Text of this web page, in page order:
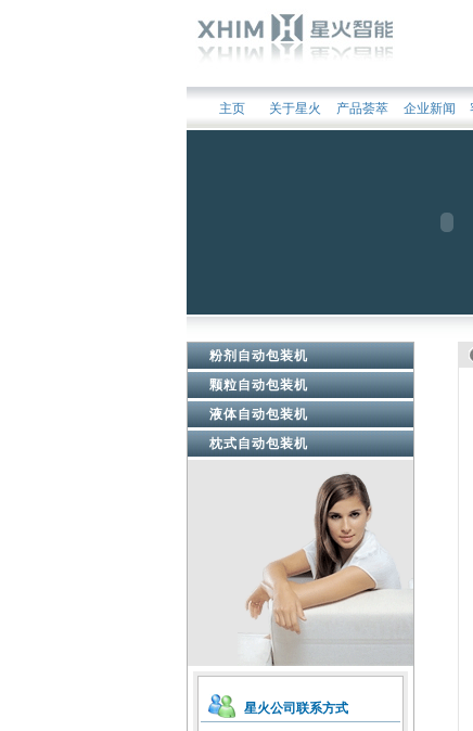
主页 关于星火 产品荟萃 企业新闻
粉剂自动包装机
颗粒自动包装机
液体自动包装机
枕式自动包装机
星火公司联系方式